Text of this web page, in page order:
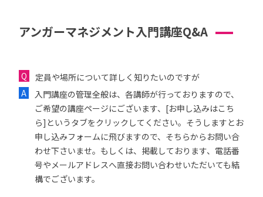
アンガーマネジメント入門講座Q&A
定員や場所について詳しく知りたいのですが
入門講座の管理全般は、各講師が行っておりますので、
ご希望の講座ページにございます、[お申し込みはこち
ら]というタブをクリックしてください。そうしますとお
申し込みフォームに飛びますので、そちらからお問い合
わせ下さいませ。もしくは、掲載しております、電話番
号やメールアドレスへ直接お問い合わせいただいても結
構でございます。